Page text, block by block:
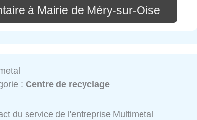
à Mairie de Méry-sur-Oise
:Centre de recyclage
du service de l'entreprise Multimetal